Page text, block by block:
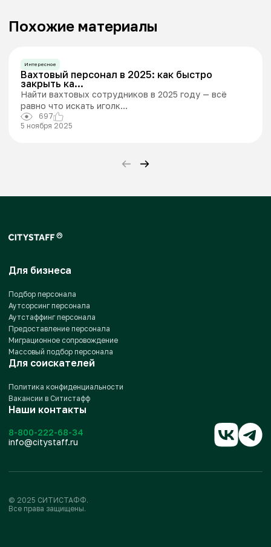
Похожие материалы
Интересное
Вахтовый персонал в 2025: как быстро
закрыть ка...
Найти вахтовых сотрудников в 2025 году — всё
равно что искать иголк...
697
5 ноября 2025
Наши контакты
8-800-222-68-34
info@citystaff.ru
Для бизнеса
Подбор персонала
Аутсорсинг персонала
Аутстаффинг персонала
Предоставление персонала
Миграционное сопровождение
Массовый подбор персонала
Для соискателей
Политика конфиденциальности
Вакансии в Ситистафф
© 2025 СИТИСТАФФ.
Все права защищены.